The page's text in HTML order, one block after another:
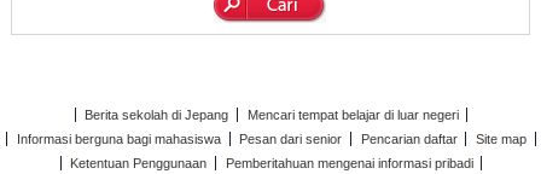
Berita sekolah di Jepang
Mencari tempat belajar di luar negeri
Informasi berguna bagi mahasiswa
Pesan dari senior Pencarian daftar
Site map
Ketentuan Penggunaan
Pemberitahuan mengenai informasi pribadi